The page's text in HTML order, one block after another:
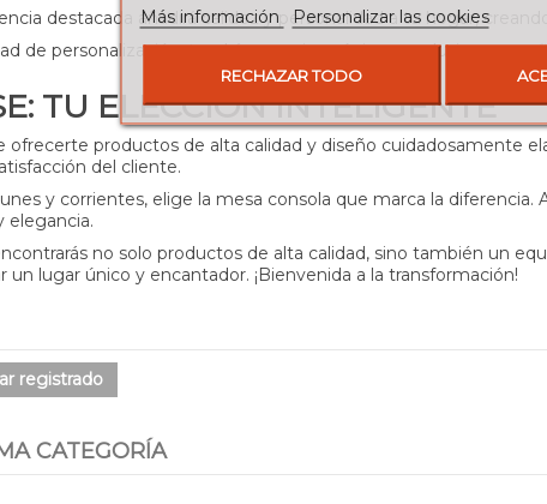
destacada añadirá calidez y personalidad a tu hogar,
de personalización, tendrás una pieza única y exclusiva que
TU ELECCIÓN INTELIGENTE
ofrecerte productos de alta calidad y diseño cuidadosamente
del cliente.
y corrientes, elige la mesa consola que marca la
elegancia.
no solo productos de alta calidad, sino también un
lugar único y encantador. ¡Bienvenida a la transformación!
registrado
CATEGORÍA
Más información
Personalizar las cookies
RECHAZAR TODO